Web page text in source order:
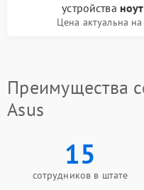
устройства
Цена актуальна
Преимущества
Asus
15
сотрудников в штате